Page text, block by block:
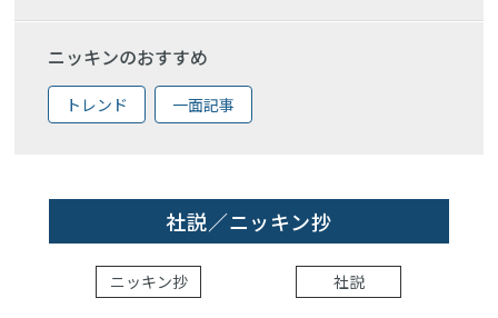
ニッキンのおすすめ
トレンド 一面記事
社説／ニッキン抄
ニッキン抄 社説